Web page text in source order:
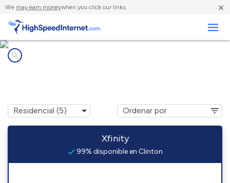
We may earn moneywhen you click our links. ×
Xfinity
99% disponible en Clinton